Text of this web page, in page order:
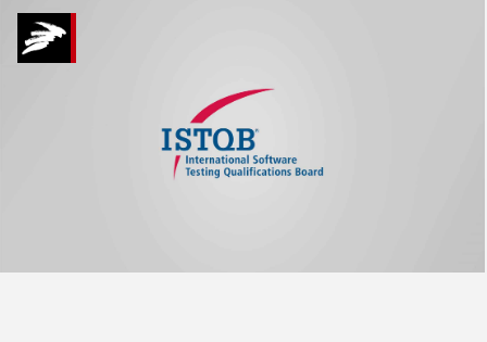
Praktiske spørgsmål
dig med?